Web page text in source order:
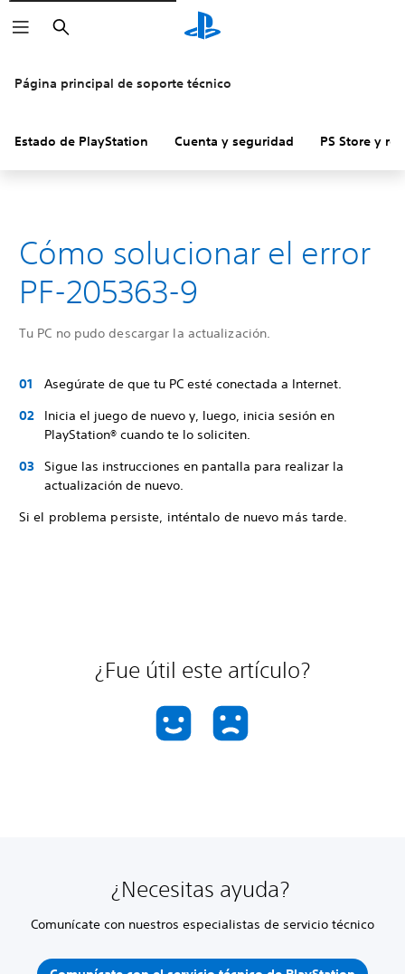
Buscar
Página principal de soporte técnico
Estado de PlayStation Cuenta y seguridad PS Store y
Cómo solucionar el error
PF-205363-9
Tu PC no pudo descargar la actualización.
Asegúrate de que tu PC esté conectada a Internet.
Inicia el juego de nuevo y, luego, inicia sesión en
PlayStation® cuando te lo soliciten.
Sigue las instrucciones en pantalla para realizar la
actualización de nuevo.
Si el problema persiste, inténtalo de nuevo más tarde.
¿Fue útil este artículo?
¿Necesitas ayuda?
Comunícate con nuestros especialistas de servicio técnico